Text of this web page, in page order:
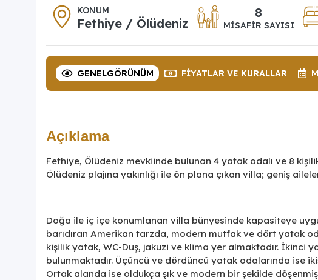
KONUM
Fethiye / Ölüdeniz
8
MISAFIR SAYISI
GENELGÖRÜNÜM FIYATLAR VE KURALLAR
Açıklama
Fethiye, Ölüdeniz mevkiinde bulunan 4 yatak odalı ve 8
Ölüdeniz plajına yakınlığı ile ön plana çıkan villa; geniş
Doğa ile iç içe konumlanan villa bünyesinde kapasiteye
barıdıran Amerikan tarzda, modern mutfak ve dört yatak
kişilik yatak, WC-Duş, jakuzi ve klima yer almaktadır. İkinci
bulunmaktadır. Üçüncü ve dördüncü yatak odalarında ise
Ortak alanda ise oldukça şık ve modern bir şekilde